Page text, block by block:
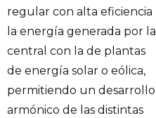
regular con alta eficiencia
la energía generada por la
central con la de plantas
de energía solar o eólica,
permitiendo un desarrollo
armónico de las distintas